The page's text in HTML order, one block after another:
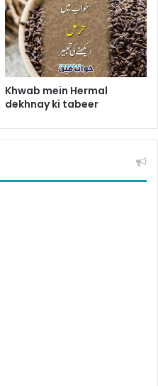
Khwab mein Hermal
dekhnay ki tabeer